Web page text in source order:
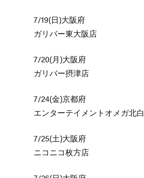
7/19(日)大阪府
ガリバー東大阪店
7/20(月)大阪府
ガリバー摂津店
7/24(金)京都府
エンターテイメントオメガ北
7/25(土)大阪府
ニコニコ枚方店